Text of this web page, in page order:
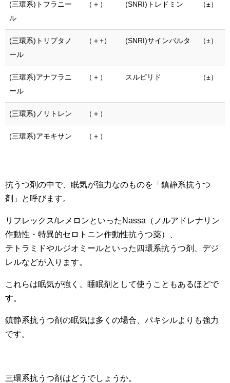
(三環系)トフラニー
ル
（＋） (SNRI)トレドミン （±）
(三環系)トリプタノ
ール
（＋+） (SNRI)サインバルタ （±）
(三環系)アナフラニ
ール
（＋） スルピリド （±）
(三環系)ノリトレン （＋）
(三環系)アモキサン （＋）
抗うつ剤の中で、眠気が強力なのものを「鎮静系抗うつ
剤」と呼びます。
リフレックス/レメロンといったNassa（ノルアドレナリン
作動性・特異的セロトニン作動性抗うつ薬）、
テトラミドやルジオミールといった四環系抗うつ剤、デジ
レルなどが入ります。
これらは眠気が強く、睡眠剤として使うこともあるほどで
す。
鎮静系抗うつ剤の眠気は多くの場合、パキシルよりも強力
です。
三環系抗うつ剤はどうでしょうか。